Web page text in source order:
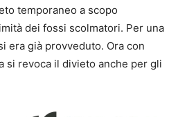
temporaneo a scopo
dei fossi scolmatori. Per una
era già provveduto. Ora con
si revoca il divieto anche per gli